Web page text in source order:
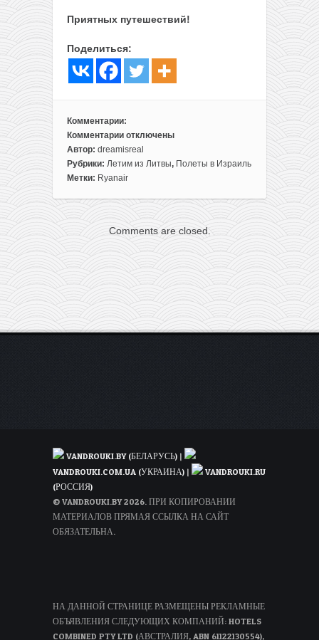
Приятных путешествий!
Поделиться:
Комментарии:
Комментарии
к
записи
В
из
Вильнюса
за
туда-
обратно
отключены
Автор: dreamisreal
Рубрики: Летим из Литвы, Полеты в Израиль
Метки: Ryanair
Comments are closed.
VANDROUKI.BY (БЕЛАРУСЬ) |
VANDROUKI.COM.UA (УКРАИНА) |
VANDROUKI.RU
(РОССИЯ)
© VANDROUKI.BY 2026. ПРИ КОПИРОВАНИИ
МАТЕРИАЛОВ ПРЯМАЯ ССЫЛКА НА САЙТ
ОБЯЗАТЕЛЬНА.
НА ДАННОЙ СТРАНИЦЕ РАЗМЕЩЕНЫ РЕКЛАМНЫЕ
ОБЪЯВЛЕНИЯ СЛЕДУЮЩИХ КОМПАНИЙ: HOTELS
COMBINED PTY LTD (АВСТРАЛИЯ, ABN 61122130554),